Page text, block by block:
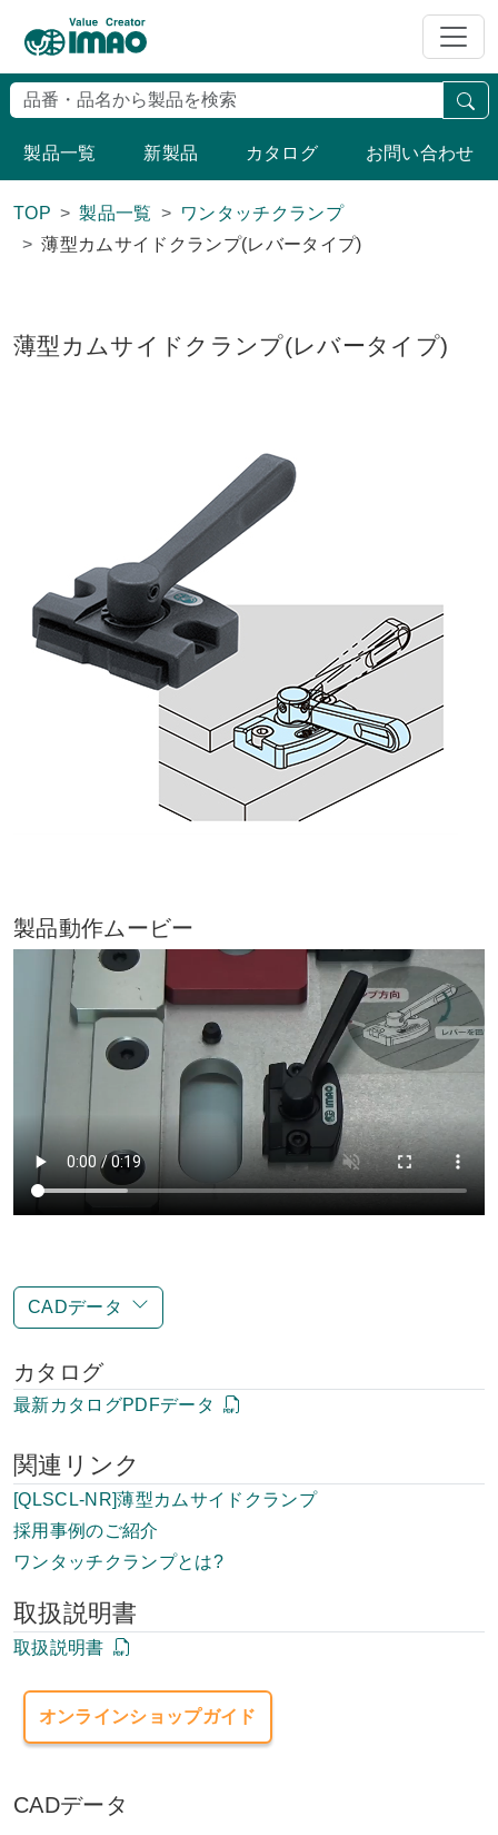
製品一覧 新製品 カタログ お問い合わせ
TOP 製品一覧
ワンタッチクランプ
薄型カムサイドクランプ(レバータイプ)
薄型カムサイドクランプ(レバータイプ)
製品動作ムービー
CADデータ
カタログ
最新カタログPDFデータ
関連リンク
[QLSCL-NR]薄型カムサイドクランプ
採用事例のご紹介
ワンタッチクランプとは?
取扱説明書
取扱説明書
オンラインショップガイド
CADデータ